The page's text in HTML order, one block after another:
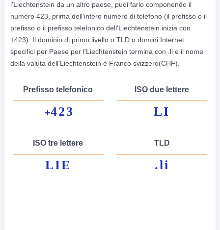
l'Liechtenstein da un altro paese, puoi farlo componendo il
numero 423, prima dell'intero numero di telefono (il prefisso o il
prefisso o il prefisso telefonico dell'Liechtenstein inizia con
+423). Il dominio di primo livello o TLD o domini Internet
specifici per Paese per l'Liechtenstein termina con .li e il nome
della valuta dell'Liechtenstein è Franco svizzero(CHF).
Prefisso telefonico
+423
ISO due lettere
LI
ISO tre lettere
LIE
TLD
.li